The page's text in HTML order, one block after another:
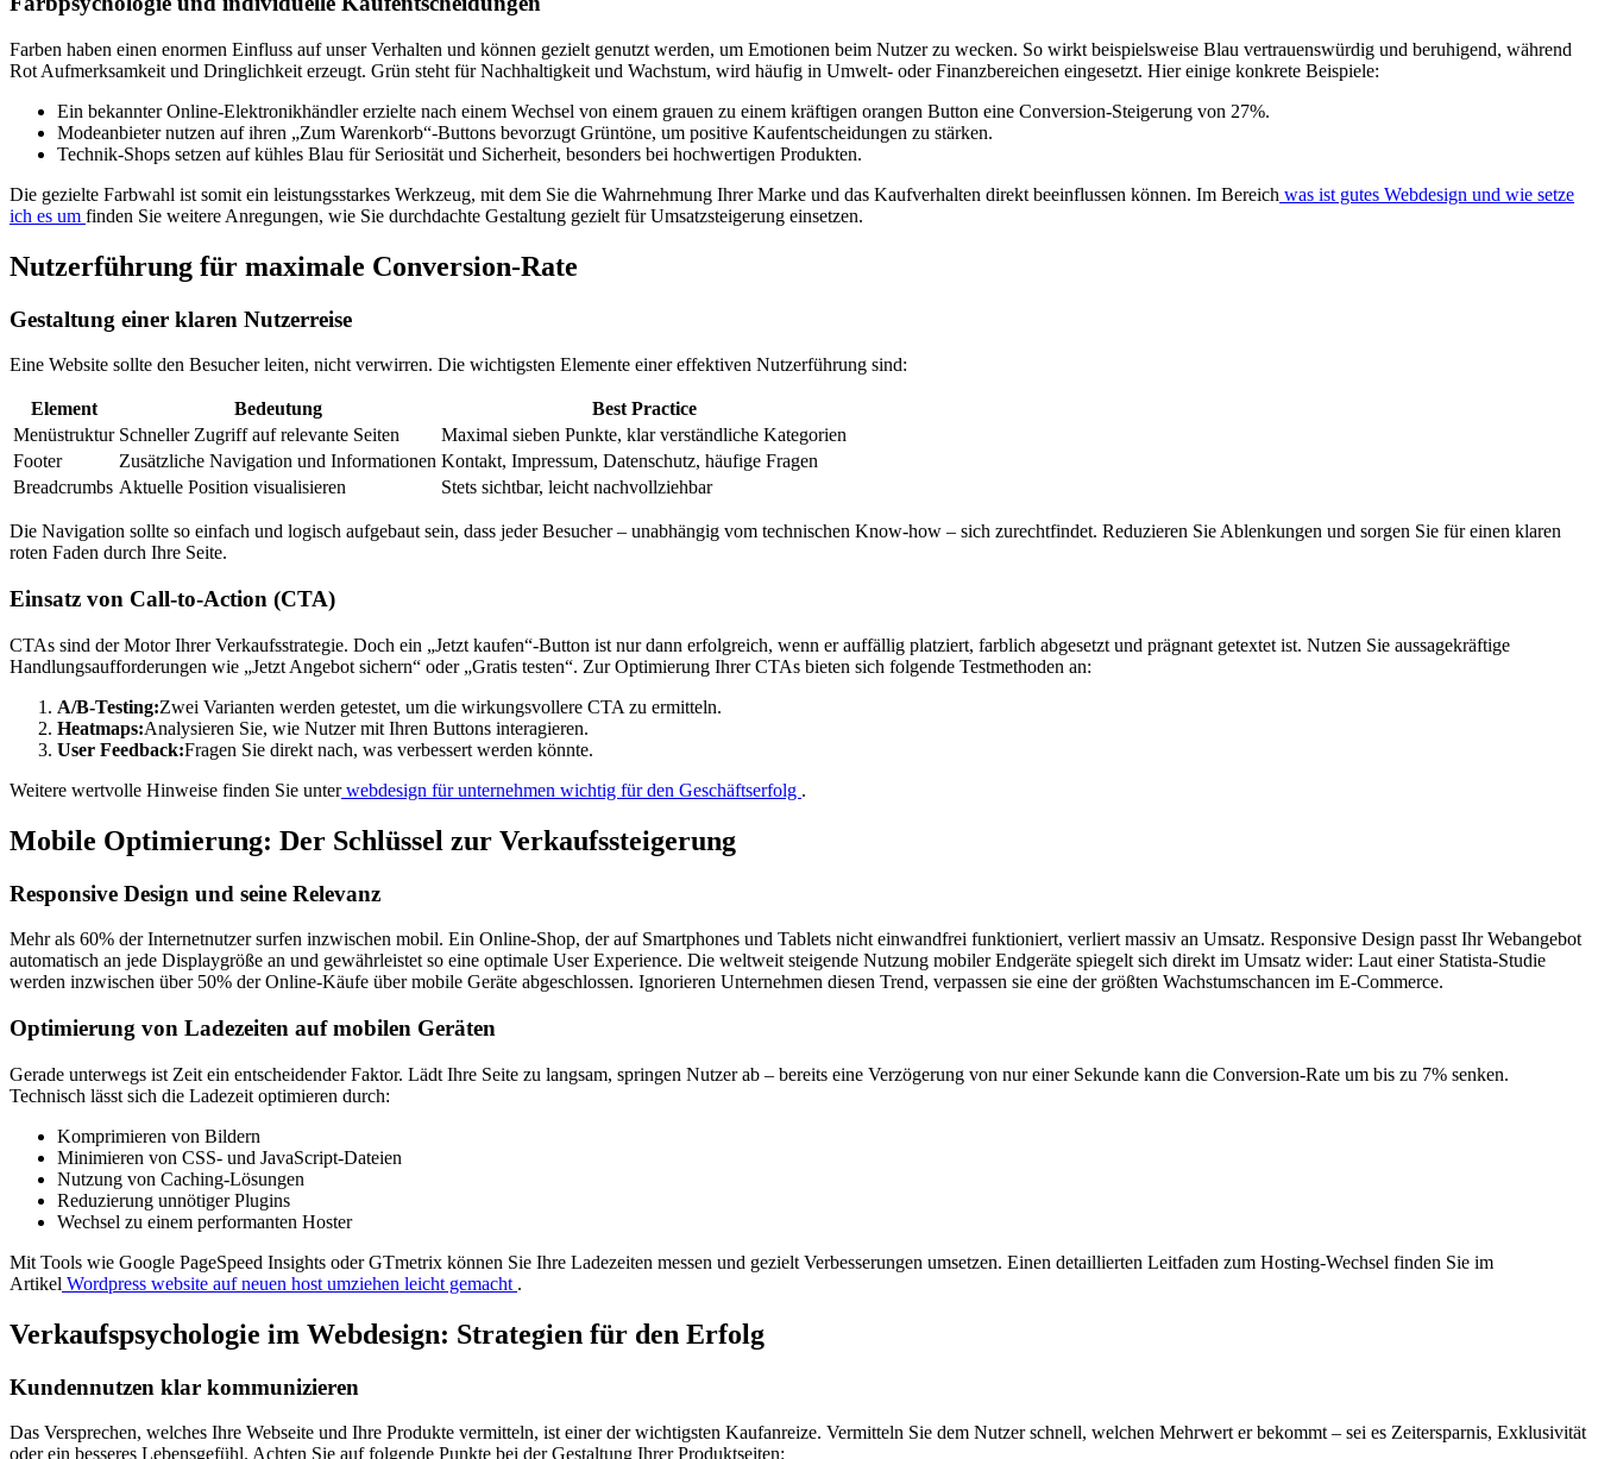
Farben haben einen enormen Einfluss auf unser Verhalten und können gezielt genutzt werden, um Emotionen beim Nutzer zu wecken. So wirkt beispielsweise Blau vertrauenswürdig und beruhigend, während
Rot Aufmerksamkeit und Dringlichkeit erzeugt. Grün steht für Nachhaltigkeit und Wachstum, wird häufig in Umwelt- oder Finanzbereichen eingesetzt. Hier einige konkrete Beispiele:
Ein bekannter Online-Elektronikhändler erzielte nach einem Wechsel von einem grauen zu einem kräftigen orangen Button eine Conversion-Steigerung von 27%.
Modeanbieter nutzen auf ihren „Zum Warenkorb“-Buttons bevorzugt Grüntöne, um positive Kaufentscheidungen zu stärken.
Technik-Shops setzen auf kühles Blau für Seriosität und Sicherheit, besonders bei hochwertigen Produkten.
Die gezielte Farbwahl ist somit ein leistungsstarkes Werkzeug, mit dem Sie die Wahrnehmung Ihrer Marke und das Kaufverhalten direkt beeinflussen können. Im Bereich was ist gutes Webdesign und wie setze
ich es um finden Sie weitere Anregungen, wie Sie durchdachte Gestaltung gezielt für Umsatzsteigerung einsetzen.
Nutzerführung für maximale Conversion-Rate
Gestaltung einer klaren Nutzerreise
Eine Website sollte den Besucher leiten, nicht verwirren. Die wichtigsten Elemente einer effektiven Nutzerführung sind:
Element Bedeutung
Best Practice
Menüstruktur Schneller Zugriff auf relevante Seiten
Maximal sieben Punkte, klar verständliche Kategorien
Footer
Zusätzliche Navigation und Informationen Kontakt, Impressum, Datenschutz, häufige Fragen
Breadcrumbs Aktuelle Position visualisieren Stets sichtbar, leicht nachvollziehbar
Die Navigation sollte so einfach und logisch aufgebaut sein, dass jeder Besucher – unabhängig vom technischen Know-how – sich zurechtfindet. Reduzieren Sie Ablenkungen und sorgen Sie für einen klaren
roten Faden durch Ihre Seite.
Einsatz von Call-to-Action (CTA)
CTAs sind der Motor Ihrer Verkaufsstrategie. Doch ein „Jetzt kaufen“-Button ist nur dann erfolgreich, wenn er auffällig platziert, farblich abgesetzt und prägnant getextet ist. Nutzen Sie aussagekräftige
Handlungsaufforderungen wie „Jetzt Angebot sichern“ oder „Gratis testen“. Zur Optimierung Ihrer CTAs bieten sich folgende Testmethoden an:
A/B-Testing:Zwei Varianten werden getestet, um die wirkungsvollere CTA zu ermitteln.
Heatmaps:Analysieren Sie, wie Nutzer mit Ihren Buttons interagieren.
User Feedback:Fragen Sie direkt nach, was verbessert werden könnte.
Weitere wertvolle Hinweise finden Sie unterwebdesign für unternehmen wichtig für den Geschäftserfolg .
Mobile Optimierung: Der Schlüssel zur Verkaufssteigerung
Responsive Design und seine Relevanz
Mehr als 60% der Internetnutzer surfen inzwischen mobil. Ein Online-Shop, der auf Smartphones und Tablets nicht einwandfrei funktioniert, verliert massiv an Umsatz. Responsive Design passt Ihr Webangebot
automatisch an jede Displaygröße an und gewährleistet so eine optimale User Experience. Die weltweit steigende Nutzung mobiler Endgeräte spiegelt sich direkt im Umsatz wider: Laut einer Statista-Studie
werden inzwischen über 50% der Online-Käufe über mobile Geräte abgeschlossen. Ignorieren Unternehmen diesen Trend, verpassen sie eine der größten Wachstumschancen im E-Commerce.
Optimierung von Ladezeiten auf mobilen Geräten
Gerade unterwegs ist Zeit ein entscheidender Faktor. Lädt Ihre Seite zu langsam, springen Nutzer ab – bereits eine Verzögerung von nur einer Sekunde kann die Conversion-Rate um bis zu 7% senken.
Technisch lässt sich die Ladezeit optimieren durch:
Komprimieren von Bildern
Minimieren von CSS- und JavaScript-Dateien
Nutzung von Caching-Lösungen
Reduzierung unnötiger Plugins
Wechsel zu einem performanten Hoster
Mit Tools wie Google PageSpeed Insights oder GTmetrix können Sie Ihre Ladezeiten messen und gezielt Verbesserungen umsetzen. Einen detaillierten Leitfaden zum Hosting-Wechsel finden Sie im
Artikel Wordpress website auf neuen host umziehen leicht gemacht .
Verkaufspsychologie im Webdesign: Strategien für den Erfolg
Kundennutzen klar kommunizieren
Das Versprechen, welches Ihre Webseite und Ihre Produkte vermitteln, ist einer der wichtigsten Kaufanreize. Vermitteln Sie dem Nutzer schnell, welchen Mehrwert er bekommt – sei es Zeitersparnis, Exklusivität
oder ein besseres Lebensgefühl. Achten Sie auf folgende Punkte bei der Gestaltung Ihrer Produktseiten: